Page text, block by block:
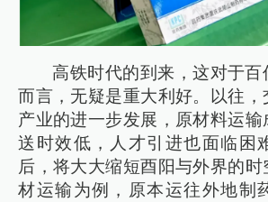
高铁时代的到来，这对于百
而言，无疑是重大利好。以往，
产业的进一步发展，原材料运
送时效低，人才引进也面临困
后，将大大缩短酉阳与外界的
材运输为例，原本运往外地制